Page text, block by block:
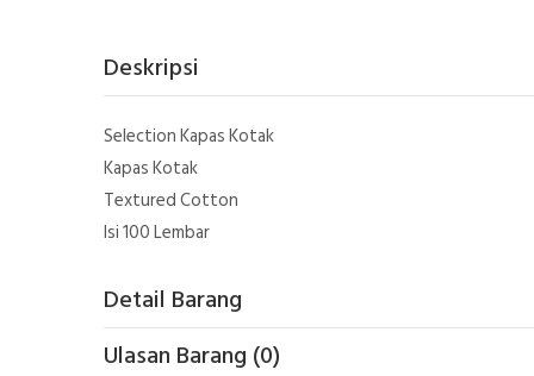
Deskripsi
Selection Kapas Kotak
Kapas Kotak
Textured Cotton
Isi 100 Lembar
Detail Barang
Ulasan Barang (0)